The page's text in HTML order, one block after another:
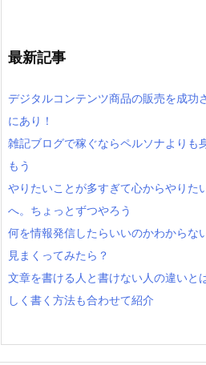
最新記事
デジタルコンテンツ商品の販売を成功
にあり！
雑記ブログで稼ぐならペルソナよりも
もう
やりたいことが多すぎて心からやりた
へ。ちょっとずつやろう
何を情報発信したらいいのかわからな
見まくってみたら？
文章を書ける人と書けない人の違いと
しく書く方法も合わせて紹介